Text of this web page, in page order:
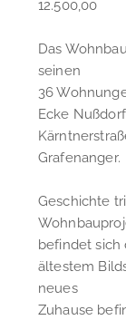
12.500,00
Das
seinen
36
Ecke
Grafenanger.
Geschichte
befindet sich
ältestem
neues
Zuhause